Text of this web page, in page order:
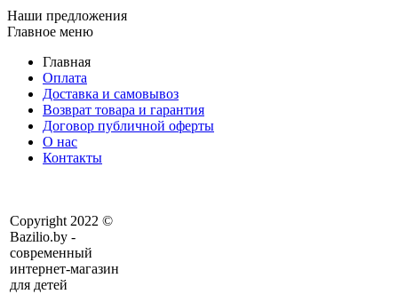
Наши предложения
Главное меню
Главная
Оплата
Доставка и самовывоз
Возврат товара и гарантия
Договор публичной оферты
О нас
Контакты
Copyright 2022 ©
Bazilio.by -
современный
интернет-магазин
для детей